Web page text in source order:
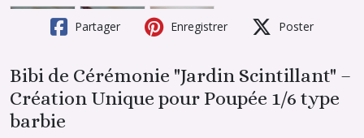
Partager Enregistrer Poster
Bibi de Cérémonie "Jardin Scintillant" –
Création Unique pour Poupée 1/6 type
barbie